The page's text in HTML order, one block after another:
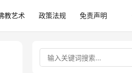
教艺术 政策法规 免责声明